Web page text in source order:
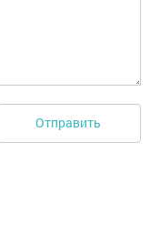
Отправить